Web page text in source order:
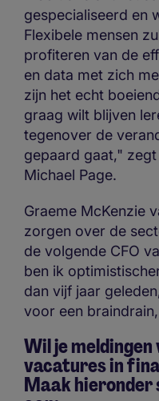
gespecialiseerd en
Flexibele mensen
profiteren van de
en data met zich
zijn het echt
graag wilt blijven
tegenover de
gepaard gaat,"
Michael Page.
Graeme McKenzie
zorgen over de
de volgende CFO
ben ik
dan vijf jaar
voor een
Wil je
vacatures in
Maak hieronder